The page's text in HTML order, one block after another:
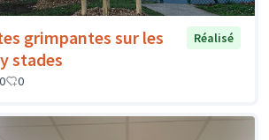
grimpantes sur les
stades
Réalisé
0 0